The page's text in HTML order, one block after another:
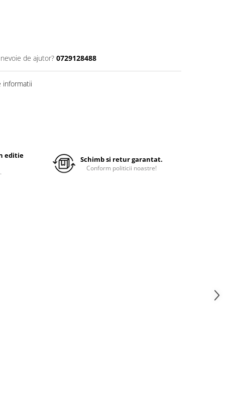
de ajutor? 0729128488
informatii
editie Schimb si retur garantat.
Conform politicii noastre!